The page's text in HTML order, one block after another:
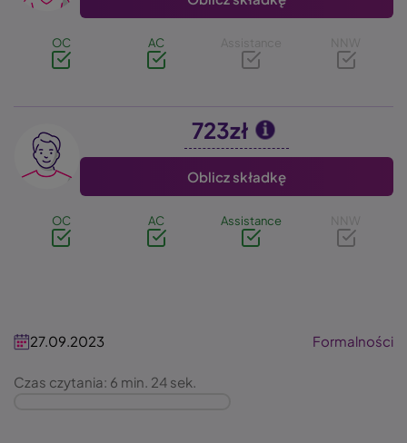
OC AC Assistance NNW
Image 723zł
Oblicz składkę
OC AC Assistance NNW
27.09.2023 Formalności
Czas czytania: 6 min. 24 sek.